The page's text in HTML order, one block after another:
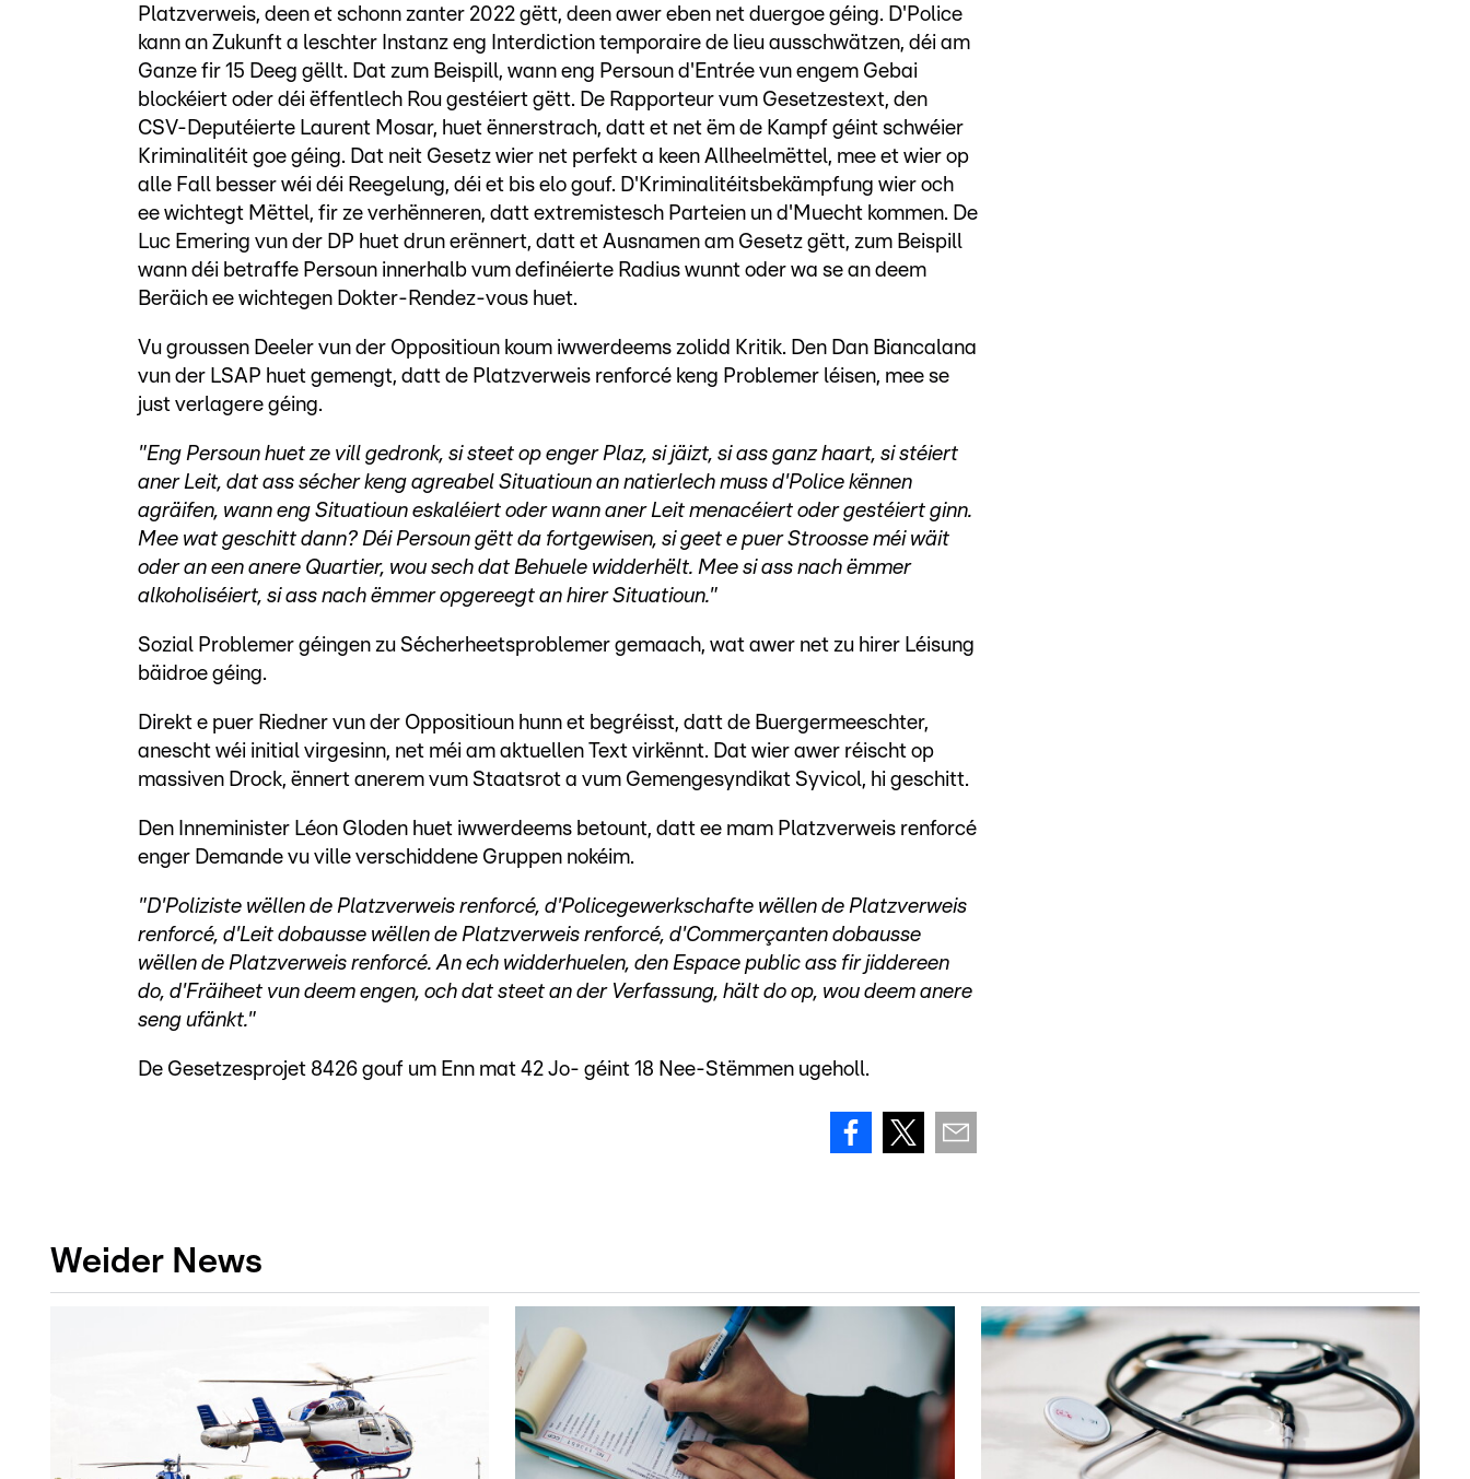
Platzverweis, deen et schonn zanter 2022 gëtt, deen awer eben net duergoe géing. D'Police
kann an Zukunft a leschter Instanz eng Interdiction temporaire de lieu ausschwätzen, déi am
Ganze fir 15 Deeg gëllt. Dat zum Beispill, wann eng Persoun d'Entrée vun engem Gebai
blockéiert oder déi ëffentlech Rou gestéiert gëtt. De Rapporteur vum Gesetzestext, den
CSV-Deputéierte Laurent Mosar, huet ënnerstrach, datt et net ëm de Kampf géint schwéier
Kriminalitéit goe géing. Dat neit Gesetz wier net perfekt a keen Allheelmëttel, mee et wier op
alle Fall besser wéi déi Reegelung, déi et bis elo gouf. D'Kriminalitéitsbekämpfung wier och
ee wichtegt Mëttel, fir ze verhënneren, datt extremistesch Parteien un d'Muecht kommen. De
Luc Emering vun der DP huet drun erënnert, datt et Ausnamen am Gesetz gëtt, zum Beispill
wann déi betraffe Persoun innerhalb vum definéierte Radius wunnt oder wa se an deem
Beräich ee wichtegen Dokter-Rendez-vous huet.
Vu groussen Deeler vun der Oppositioun koum iwwerdeems zolidd Kritik. Den Dan Biancalana
vun der LSAP huet gemengt, datt de Platzverweis renforcé keng Problemer léisen, mee se
just verlagere géing.
"Eng Persoun huet ze vill gedronk, si steet op enger Plaz, si jäizt, si ass ganz haart, si stéiert
aner Leit, dat ass sécher keng agreabel Situatioun an natierlech muss d'Police kënnen
agräifen, wann eng Situatioun eskaléiert oder wann aner Leit menacéiert oder gestéiert ginn.
Mee wat geschitt dann? Déi Persoun gëtt da fortgewisen, si geet e puer Stroosse méi wäit
oder an een anere Quartier, wou sech dat Behuele widderhëlt. Mee si ass nach ëmmer
alkoholiséiert, si ass nach ëmmer opgereegt an hirer Situatioun."
Sozial Problemer géingen zu Sécherheetsproblemer gemaach, wat awer net zu hirer Léisung
bäidroe géing.
Direkt e puer Riedner vun der Oppositioun hunn et begréisst, datt de Buergermeeschter,
anescht wéi initial virgesinn, net méi am aktuellen Text virkënnt. Dat wier awer réischt op
massiven Drock, ënnert anerem vum Staatsrot a vum Gemengesyndikat Syvicol, hi geschitt.
Den Inneminister Léon Gloden huet iwwerdeems betount, datt ee mam Platzverweis renforcé
enger Demande vu ville verschiddene Gruppen nokéim.
"D'Poliziste wëllen de Platzverweis renforcé, d'Policegewerkschafte wëllen de Platzverweis
renforcé, d'Leit dobausse wëllen de Platzverweis renforcé, d'Commerçanten dobausse
wëllen de Platzverweis renforcé. An ech widderhuelen, den Espace public ass fir jiddereen
do, d'Fräiheet vun deem engen, och dat steet an der Verfassung, hält do op, wou deem anere
seng ufänkt."
De Gesetzesprojet 8426 gouf um Enn mat 42 Jo- géint 18 Nee-Stëmmen ugeholl.
Weider News